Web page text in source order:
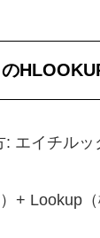
エイチル
+ Lookup